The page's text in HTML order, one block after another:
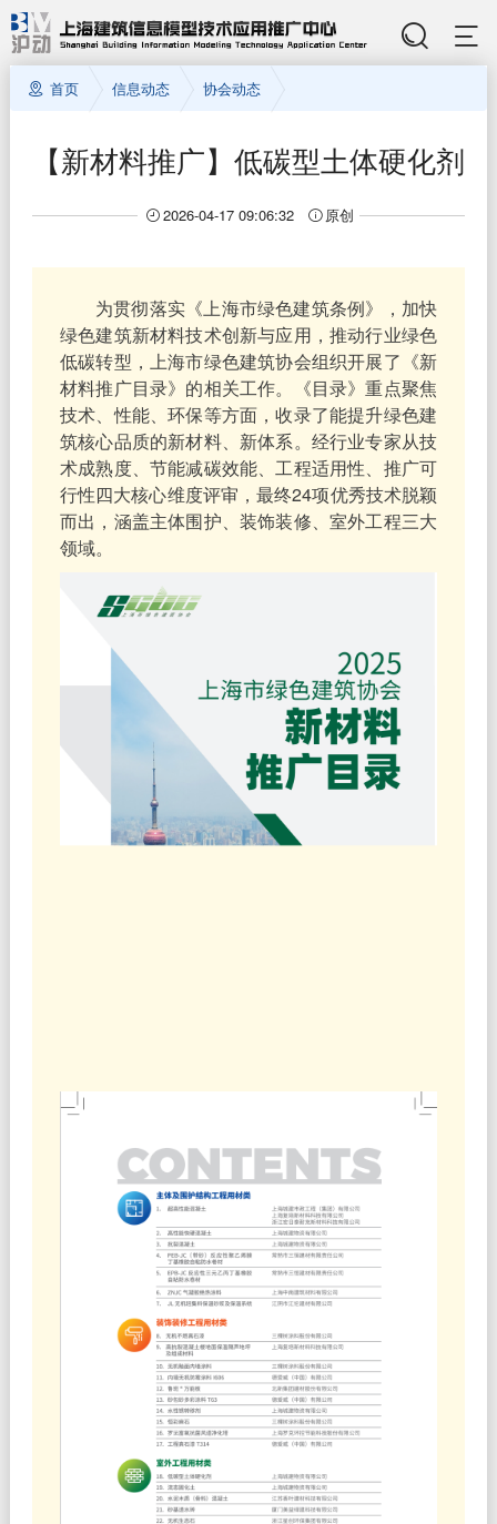
首页 信息动态 协会动态
【新材料推广】低碳型土体硬化剂
2026-04-17 09:06:32 原创
为贯彻落实《上海市绿色建筑条例》，加快
绿色建筑新材料技术创新与应用，推动行业绿色
低碳转型，上海市绿色建筑协会组织开展了《新
材料推广目录》的相关工作。《目录》重点聚焦
技术、性能、环保等方面，收录了能提升绿色建
筑核心品质的新材料、新体系。经行业专家从技
术成熟度、节能减碳效能、工程适用性、推广可
行性四大核心维度评审，最终24项优秀技术脱颖
而出，涵盖主体围护、装饰装修、室外工程三大
领域。